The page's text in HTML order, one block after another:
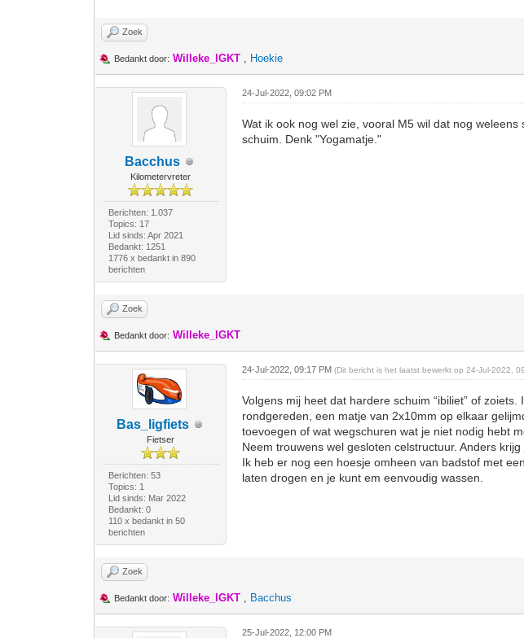
Zoek
Bedankt door: Willeke_IGKT , Hoekie
Bacchus
Kilometervreter
Berichten: 1.037
Topics: 17
Lid sinds: Apr 2021
Bedankt: 1251
1776 x bedankt in 890
berichten
24-Jul-2022, 09:02 PM
Wat ik ook nog wel zie, vooral M5 wil dat nog
schuim. Denk "Yogamatje."
Zoek
Bedankt door: Willeke_IGKT
Bas_ligfiets
Fietser
Berichten: 53
Topics: 1
Lid sinds: Mar 2022
Bedankt: 0
110 x bedankt in 50
berichten
24-Jul-2022, 09:17 PM(Dit bericht is het laatst bewerkt op 24-Jul-2022,
Volgens mij heet dat hardere schuim “ibiliet” of
rondgereden, een matje van 2x10mm op elkaar
toevoegen of wat wegschuren wat je niet nodig hebt
Neem trouwens wel gesloten celstructuur. Anders
Ik heb er nog een hoesje omheen van badstof met
laten drogen en je kunt em eenvoudig wassen.
Zoek
Bedankt door: Willeke_IGKT , Bacchus
25-Jul-2022, 12:00 PM